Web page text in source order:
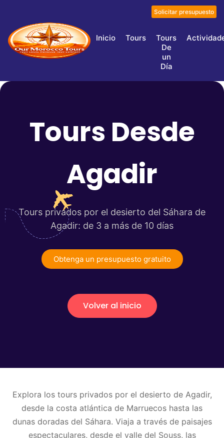
Solicitar presupuesto
Inicio Tours
Tours
De
un
Día
Tours Desde
Agadir
Tours privados por el desierto del Sáhara de
Agadir: de 3 a más de 10 días
Obtenga un presupuesto gratuito
Volver al inicio
Explora los tours privados por el desierto de Agadir,
desde la costa atlántica de Marruecos hasta las
dunas doradas del Sáhara. Viaja a través de paisajes
espectaculares, desde el valle del Souss, las